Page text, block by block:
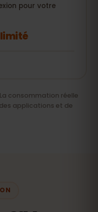
pour votre
consommation réelle
applications et de